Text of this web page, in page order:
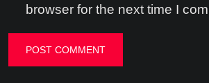
browser for the next time I